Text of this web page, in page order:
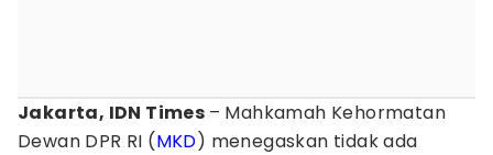
Jakarta, IDN Times – Mahkamah Kehormatan
Dewan DPR RI (MKD) menegaskan tidak ada